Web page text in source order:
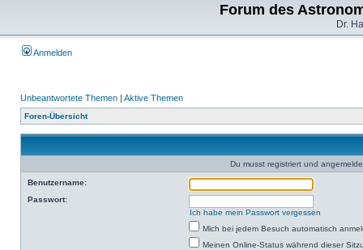
Forum des
Dr.
Anmelden
Unbeantwortete Themen | Aktive Themen
Foren-Übersicht
Du musst registriert und
Benutzername:
Passwort:
Ich habe mein Passwort vergessen
Mich bei jedem Besuch automatisch
Meinen Online-Status während dieser